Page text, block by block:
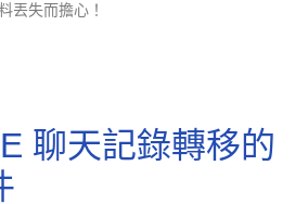
丟失而擔心！
聊天記錄轉移的